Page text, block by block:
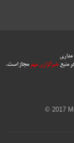
© 2017